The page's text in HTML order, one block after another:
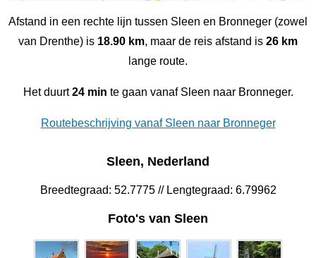
Afstand in een rechte lijn tussen Sleen en Bronneger (zowel
van Drenthe) is 18.90 km, maar de reis afstand is 26 km
lange route.
Het duurt24 min te gaan vanaf Sleen naar Bronneger.
Routebeschrijving vanaf Sleen naar Bronneger
Sleen, Nederland
Breedtegraad: 52.7775 // Lengtegraad: 6.79962
Foto's van Sleen